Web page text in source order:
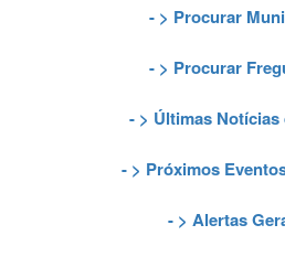
- > Procurar
- > Procurar
- > Últimas Notícias
- > Próximos
- > Alertas